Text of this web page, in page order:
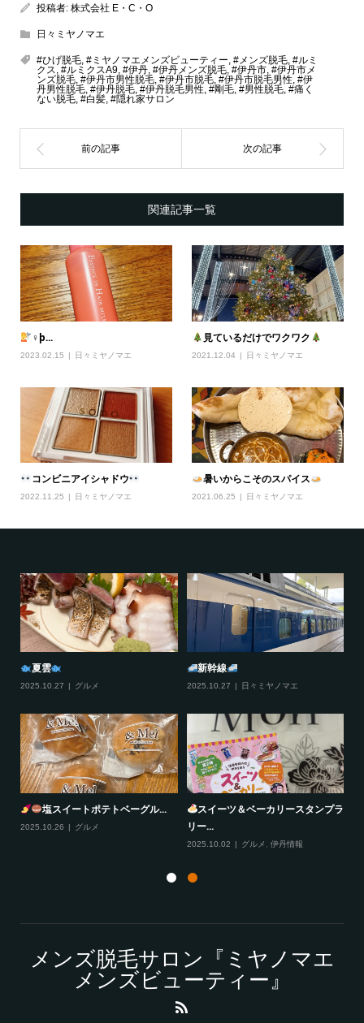
投稿者: 株式会社 E・C・O
日々ミヤノマエ
#ひげ脱毛, #ミヤノマエメンズビューティー #メンズ脱毛, #ルミ
クス #ルミクスA9, #伊丹, #伊丹メンズ脱毛, #伊丹市, #伊丹市メ
ンズ脱毛, #伊丹市男性脱毛, #伊丹市脱毛, #伊丹市脱毛男性, #伊
丹男性脱毛, #伊丹脱毛, #伊丹脱毛男性, #剛毛, #男性脱毛, #痛く
ない脱毛, #白髪, #隠れ家サロン
関連記事一覧
‍♀þ...
2023.02.15 日々ミヤノマエ
見ているだけでワクワク
2021.12.04 日々ミヤノマエ
コンビニアイシャドウ
2022.11.25 日々ミヤノマエ
暑いからこそのスパイス
2021.06.25 日々ミヤノマエ
夏雲
2025.10.27 グルメ
新幹線
2025.10.27 日々ミヤノマエ
塩スイートポテトベーグル...
2025.10.26 グルメ
スイーツ＆ベーカリースタンプラ
リー...
2025.10.02 グルメ 伊丹情報
メンズ脱毛サロン『ミヤノマエ
メンズビューティー』